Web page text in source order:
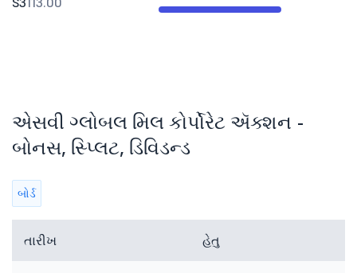
એસવી ગ્લોબલ મિલ કોર્પોરેટ ઍક્શન -
બોનસ, સ્પ્લિટ, ડિવિડન્ડ
બોર્ડ
તારીખ હેતુ